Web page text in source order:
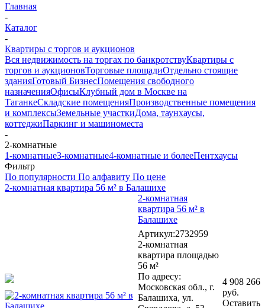
Главная
-
Каталог
-
Квартиры с торгов и аукционов
Вся недвижимость на торгах по банкротствуКвартиры с
торгов и аукционовТорговые площадиОтдельно стоящие
зданияГотовый БизнесПомещения свободного
назначенияОфисыКлубный дом в Москве на
ТаганкеСкладские помещенияПроизводственные помещения
и комплексыЗемельные участкиДома, таунхаусы,
коттеджиПаркинг и машиноместа
-
2-комнатные
1-комнатные3-комнатные4-комнатные и болееПентхаусы
Фильтр
По популярности По алфавиту По цене
2-комнатная квартира 56 м² в Балашихе
2-комнатная
квартира 56 м² в
Балашихе
Артикул:2732959
2-комнатная
квартира площадью
56 м²
По адресу:
Московская обл., г.
Балашиха, ул.
4 908 266
руб.
Оставить